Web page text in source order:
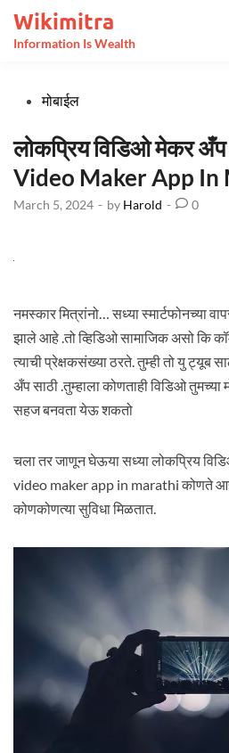
content
Wikimitra
Information Is Wealth
Postedमोबाईल
लोकप्रिय विडिओ मेकर
Video Maker App In
March 5, 2024 - by Harold - 0
नमस्कार मित्रांनो… सध्या स्मार्टफोनच्या
झाले आहे .तो व्हिडिओ सामाजिक असो कि
त्याची प्रेक्षकसंख्या ठरते. तुम्ही तो यु ट्यूब
अँप साठी .तुम्हाला कोणताही विडिओ तुमच्या
सहज बनवता येऊ शकतो
चला तर जाणून घेऊया सध्या लोकप्रिय
video maker app in marathi कोणते
कोणकोणत्या सुविधा मिळतात.